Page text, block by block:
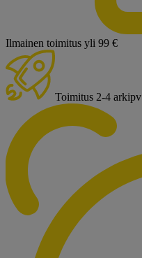
Ilmainen toimitus yli 99 €
Toimitus 2-4 arkipv